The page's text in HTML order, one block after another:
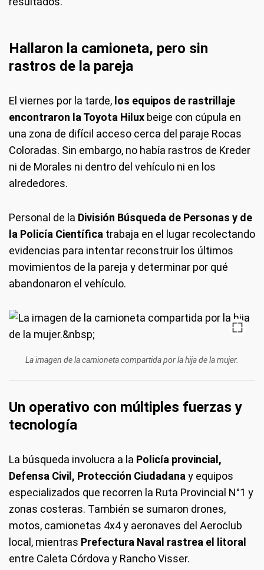
Hallaron la camioneta, pero sin
rastros de la pareja
El viernes por la tarde, los equipos de rastrillaje
encontraron la Toyota Hilux beige con cúpula en
una zona de difícil acceso cerca del paraje Rocas
Coloradas. Sin embargo, no había rastros de Kreder
ni de Morales ni dentro del vehículo ni en los
alrededores.
Personal de la División Búsqueda de Personas y de
la Policía Científica trabaja en el lugar recolectando
evidencias para intentar reconstruir los últimos
movimientos de la pareja y determinar por qué
abandonaron el vehículo.
La imagen de la camioneta compartida por la hija de la mujer.
Un operativo con múltiples fuerzas y
tecnología
La búsqueda involucra a la Policía provincial,
Defensa Civil, Protección Ciudadana y equipos
especializados que recorren la Ruta Provincial N°1 y
zonas costeras. También se sumaron drones,
motos, camionetas 4x4 y aeronaves del Aeroclub
local, mientras Prefectura Naval rastrea el litoral
entre Caleta Córdova y Rancho Visser.